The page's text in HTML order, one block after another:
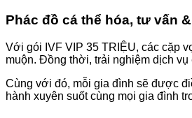
Phác đồ cá thể hóa, tư vấn
Với gói IVF VIP 35 TRIỆU, các cặp
muộn. Đồng thời, trải nghiệm dịch
Cùng với đó, mỗi gia đình sẽ được
hành xuyên suốt cùng mọi gia đình